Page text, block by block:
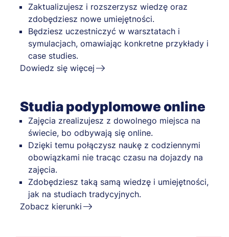
Zaktualizujesz i rozszerzysz wiedzę oraz
zdobędziesz nowe umiejętności.
Będziesz uczestniczyć w warsztatach i
symulacjach, omawiając konkretne przykłady i
case studies.
Dowiedz się więcej
Studia podyplomowe online
Zajęcia zrealizujesz z dowolnego miejsca na
świecie, bo odbywają się online.
Dzięki temu połączysz naukę z codziennymi
obowiązkami nie tracąc czasu na dojazdy na
zajęcia.
Zdobędziesz taką samą wiedzę i umiejętności,
jak na studiach tradycyjnych.
Zobacz kierunki